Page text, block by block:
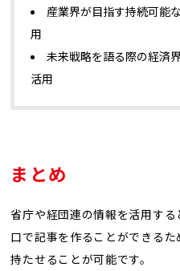
産業界が目指す持続可能
用
未来戦略を語る際の経済
活用
まとめ
省庁や経団連の情報を活用す
口で記事を作ることができる
持たせることが可能です。